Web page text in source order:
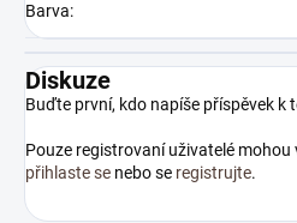
Barva:
Diskuze
Buďte první, kdo napíše příspěvek k
Pouze registrovaní uživatelé
přihlaste se nebo se registrujte.